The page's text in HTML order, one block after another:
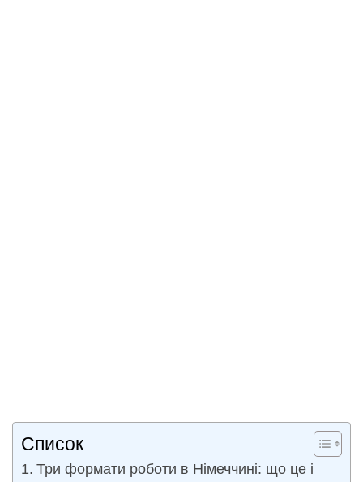
Список
Три формати роботи в Німеччині: що це і